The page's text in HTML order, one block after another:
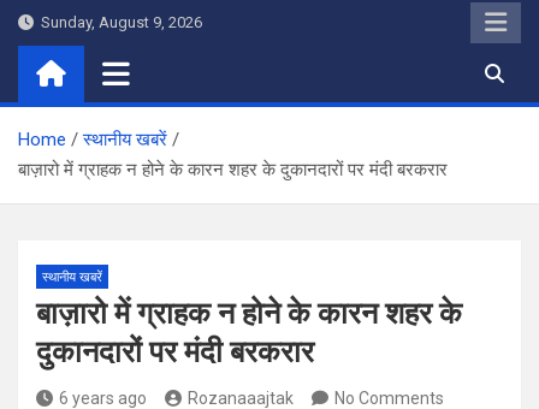
Skip
content
Sunday, August 9, 2026
Home
स्थानीय खबरें
बाज़ारो में ग्राहक न होने के कारन शहर के दुकानदारों पर मंदी बरकरार
स्थानीय खबरें
बाज़ारो में ग्राहक न होने के कारन शहर के
दुकानदारों पर मंदी बरकरार
6 years ago Rozanaaajtak No Comments